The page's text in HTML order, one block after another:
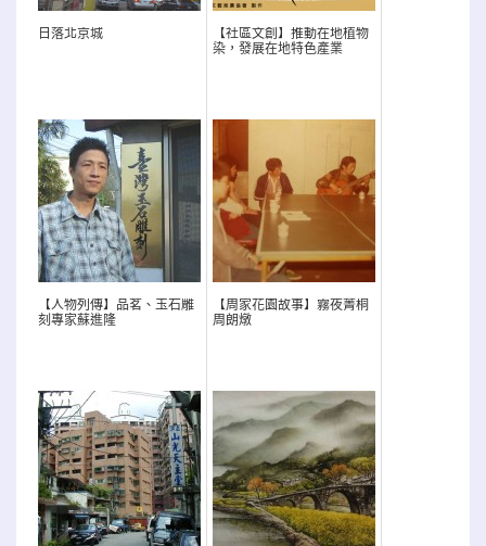
日落北京城
【社區文創】推動在地植物
染，發展在地特色產業
【人物列傳】品茗、玉石雕
刻專家蘇進隆
【周家花園故事】霧夜菁桐
周朗燉